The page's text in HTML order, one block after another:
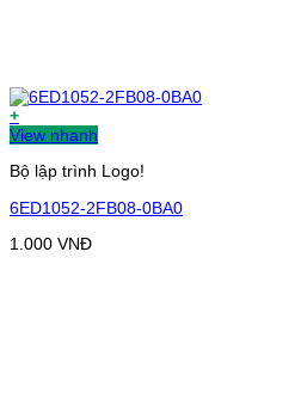
+
View nhanh
Bộ lập trình Logo!
6ED1052-2FB08-0BA0
1.000 VNĐ